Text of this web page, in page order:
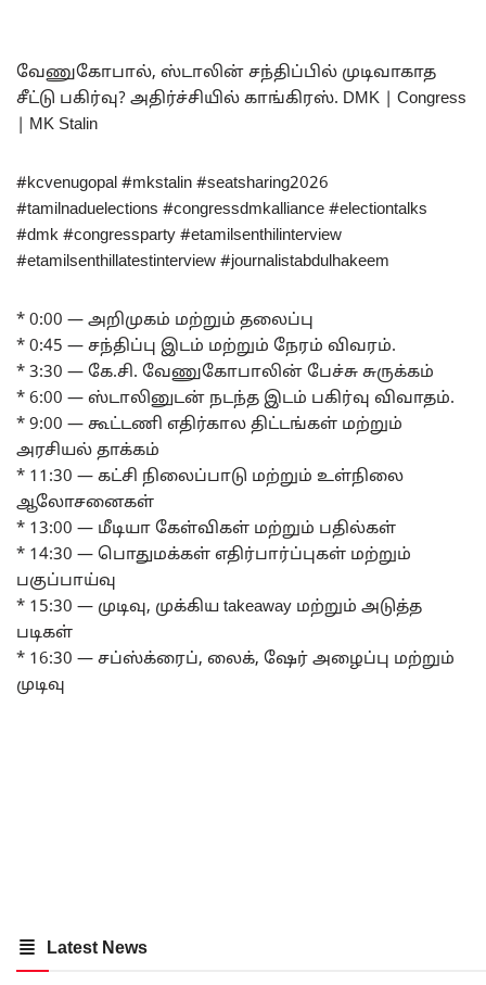
வேணுகோபால், ஸ்டாலின் சந்திப்பில் முடிவாகாத
சீட்டு பகிர்வு? அதிர்ச்சியில் காங்கிரஸ். DMK | Congress
| MK Stalin
#kcvenugopal #mkstalin #seatsharing2026
#tamilnaduelections #congressdmkalliance #electiontalks
#dmk #congressparty #etamilsenthilinterview
#etamilsenthillatestinterview #journalistabdulhakeem
* 0:00 — அறிமுகம் மற்றும் தலைப்பு
* 0:45 — சந்திப்பு இடம் மற்றும் நேரம் விவரம்.
* 3:30 — கே.சி. வேணுகோபாலின் பேச்சு சுருக்கம்
* 6:00 — ஸ்டாலினுடன் நடந்த இடம் பகிர்வு விவாதம்.
* 9:00 — கூட்டணி எதிர்கால திட்டங்கள் மற்றும்
அரசியல் தாக்கம்
* 11:30 — கட்சி நிலைப்பாடு மற்றும் உள்நிலை
ஆலோசனைகள்
* 13:00 — மீடியா கேள்விகள் மற்றும் பதில்கள்
* 14:30 — பொதுமக்கள் எதிர்பார்ப்புகள் மற்றும்
பகுப்பாய்வு
* 15:30 — முடிவு, முக்கிய takeaway மற்றும் அடுத்த
படிகள்
* 16:30 — சப்ஸ்க்ரைப், லைக், ஷேர் அழைப்பு மற்றும்
முடிவு
Latest News